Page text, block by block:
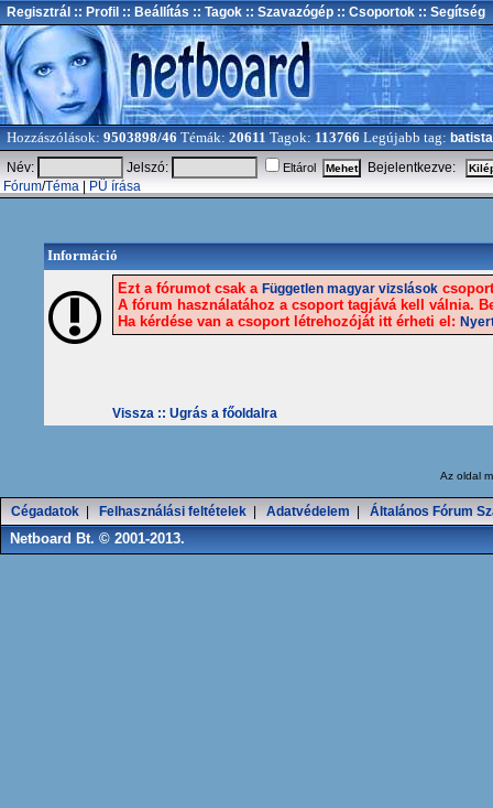
Regisztrál :: Profil :: Beállítás :: Tagok :: Szavazógép :: Csoportok :: Segítség
Hozzászólások: 9503898/46 Témák: 20611 Tagok: 113766 Legújabb tag: batista
Név:
Jelszó: Eltárol
Bejelentkezve:
Fórum/Téma PÜ írása
Információ
Ezt a fórumot csak a Független magyar vizslások
A fórum használatához a csoport tagjává kell válnia.
Ha kérdése van a csoport létrehozóját itt érheti el:
Vissza :: Ugrás a főoldalra
Az oldal
Cégadatok Felhasználási feltételek Adatvédelem Általános Fórum
Netboard Bt. © 2001-2013.